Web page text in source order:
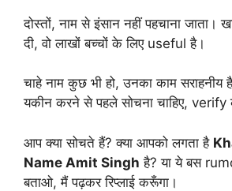
दोस्तों, नाम से इंसान नहीं पहचाना जाता।
दी, वो लाखों बच्चों के लिए useful है।
चाहे नाम कुछ भी हो, उनका काम सराहनीय
यकीन करने से पहले सोचना चाहिए, verify
आप क्या सोचते हैं? क्या आपको लगता है
Name Amit Singh है? या ये बस
बताओ, मैं पढ़कर रिप्लाई करूँगा।